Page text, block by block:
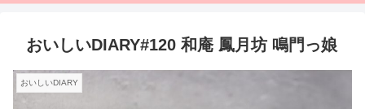
おいしいDIARY#120 和庵 鳳月坊 鳴門っ娘
おいしいDIARY